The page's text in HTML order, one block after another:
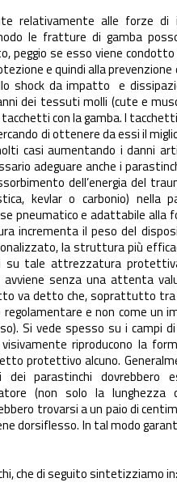
relativamente alle forze di
le fratture di gamba
peggio se esso viene
e quindi alla
shock da impatto e
dei tessuti molli (cute e
con la gamba. I
di ottenere da essi il
casi aumentando i danni
adeguare anche i
dell’energia del
kevlar o carbonio) nella
pneumatico e adattabile alla
incrementa il peso del
la struttura più
tale attrezzatura
senza una attenta
va detto che, soprattutto tra
e non come un
Si vede spesso su i campi
riproducono la
protettivo alcuno.
dei parastinchi
(non solo la lunghezza
trovarsi a un paio di
dorsiflesso. In tal modo
che di seguito sintetizziamo in: